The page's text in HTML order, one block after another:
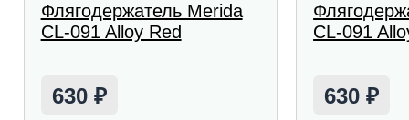
Флягодержатель Merida
CL-091 Alloy Red
630 ₽
CL-091
630₽